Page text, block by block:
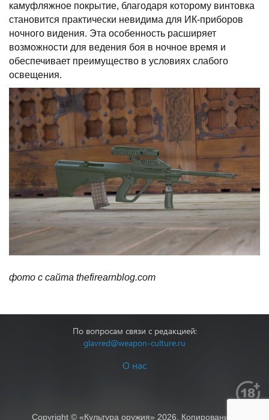
камуфляжное покрытие, благодаря которому винтовка
становится практически невидима для ИК-приборов
ночного видения. Эта особенность расширяет
возможности для ведения боя в ночное время и
обеспечивает преимущество в условиях слабого
освещения.
фото с сайта thefirearnblog.com
По вопросам связи с редакцией:
glavred@weapon-culture.ru
О нас
Copyright © «Культура оружия» 2026. Копирование